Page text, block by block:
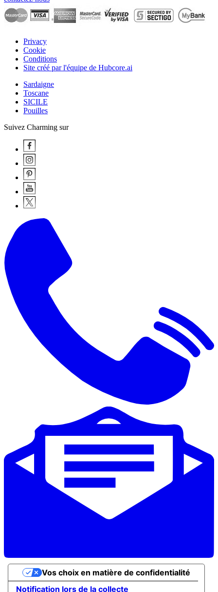
Privacy
Cookie
Conditions
Site créé par l'équipe de Hubcore.ai
Sardaigne
Toscane
SICILE
Pouilles
Suivez Charming sur
Notification lors de la collecte
Vos choix en matière de confidentialité